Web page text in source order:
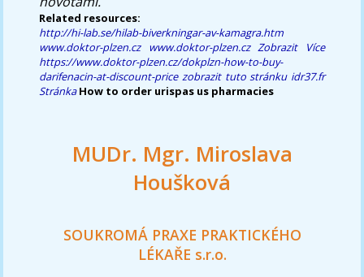
Related resources:
http://hi-lab.se/hilab-biverkningar-av-kamagra.htm
www.doktor-plzen.cz www.doktor-plzen.cz Zobrazit Více
https://www.doktor-plzen.cz/dokplzn-how-to-buy-
darifenacin-at-discount-price zobrazit tuto stránku idr37.fr
Stránka How to order urispas us pharmacies
MUDr. Mgr. Miroslava
Houšková
SOUKROMÁ PRAXE PRAKTICKÉHO
LÉKAŘE s.r.o.